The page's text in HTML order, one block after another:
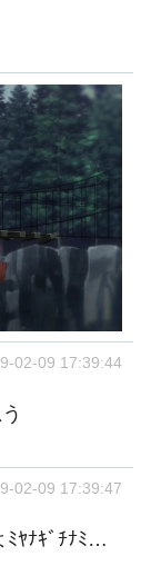
02-09 17:39:44
02-09 17:39:47
ﾐﾔﾅｷﾞﾁﾅﾐ…